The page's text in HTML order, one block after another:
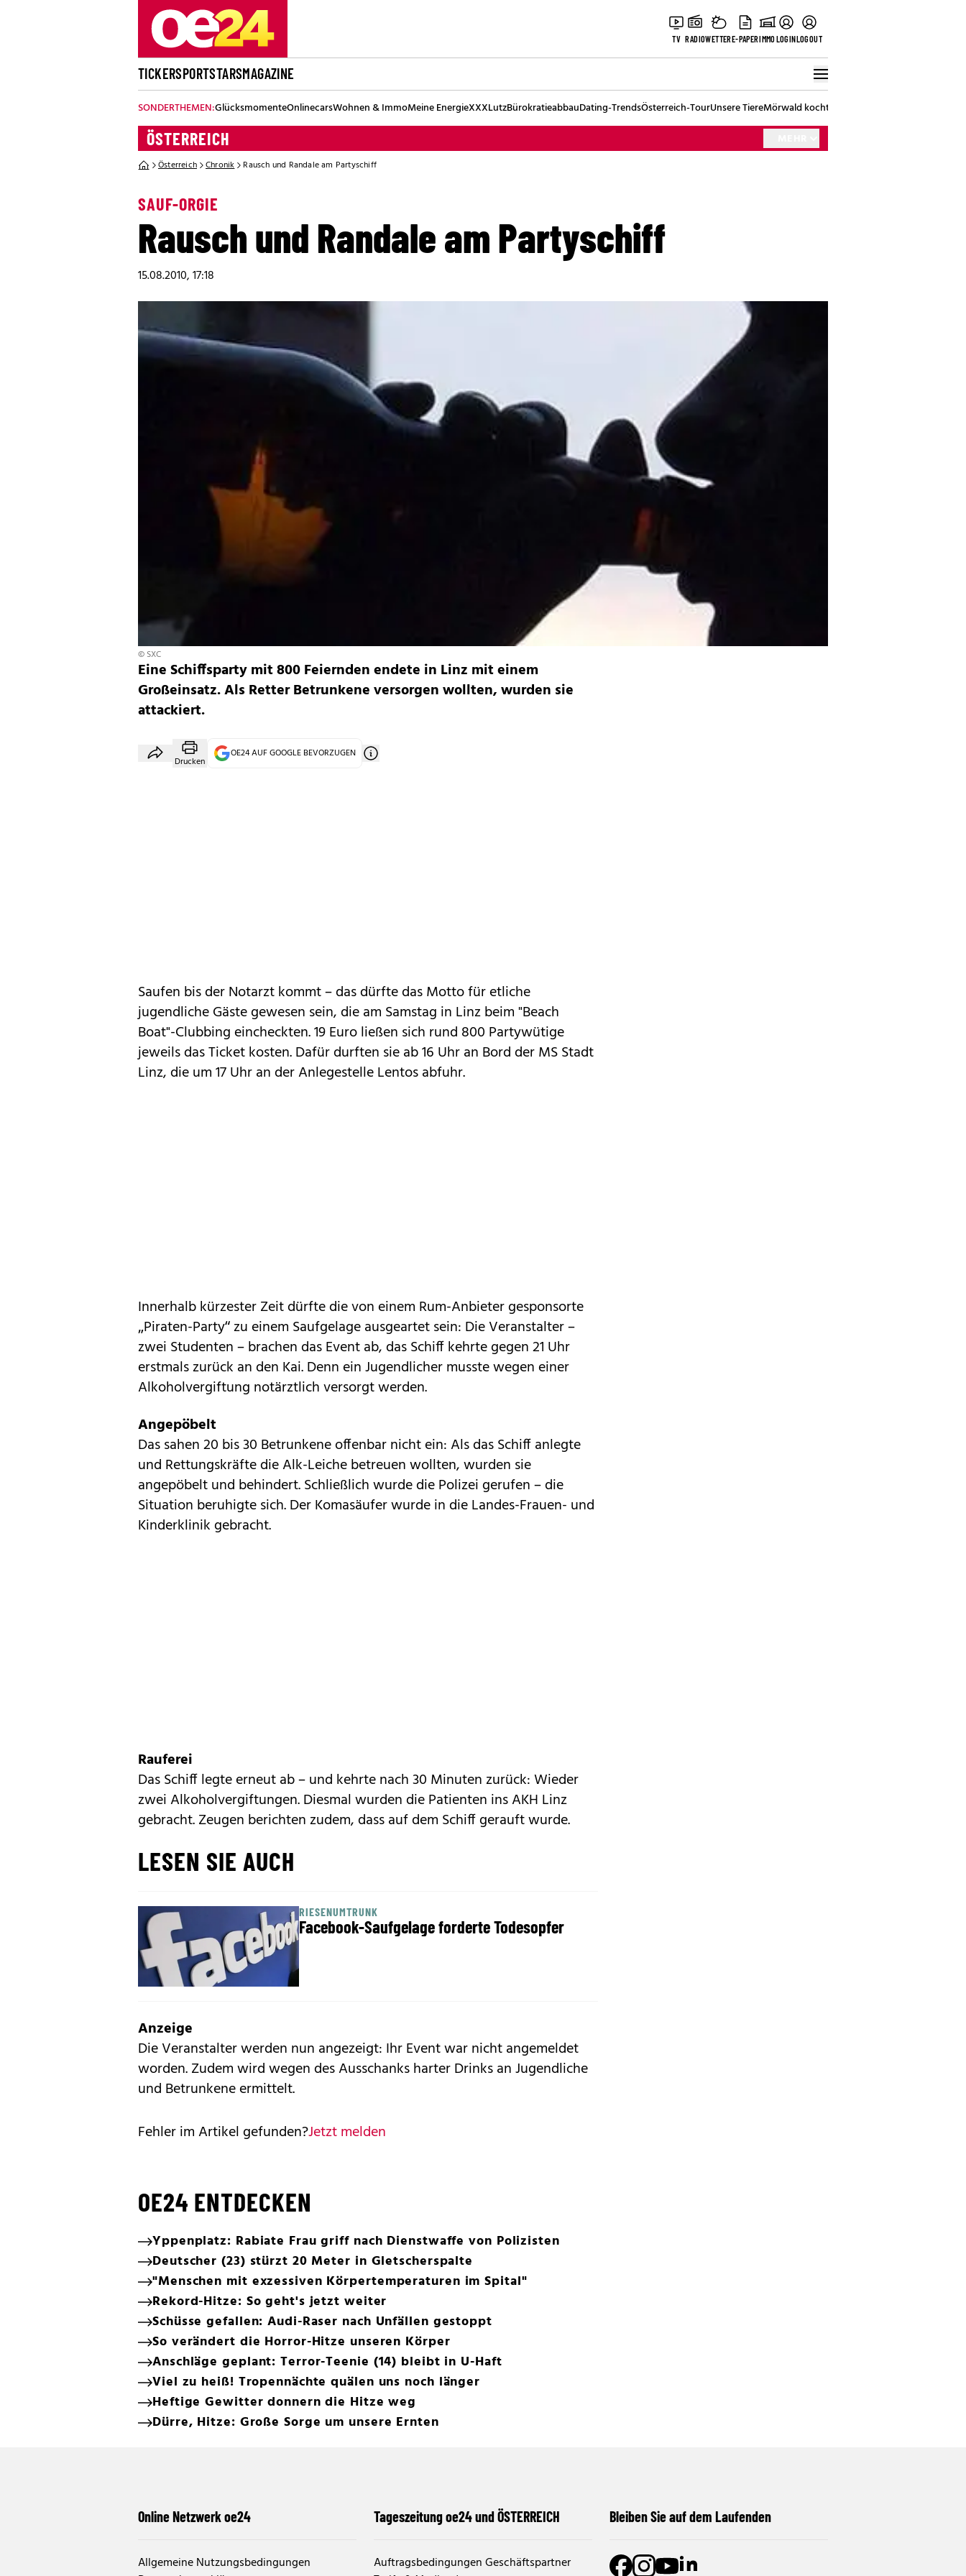
TV RADIOWETTERE-PAPERIMMOLOGINLOGOUT
TICKERSPORTSTARSMAGAZINE
SONDERTHEMEN:GlücksmomenteOnlinecarsWohnen & ImmoMeine EnergieXXXLutzBürokratieabbauDating-TrendsÖsterreich-TourUnsere TiereMörwald kocht
ÖSTERREICH
Österreich Chronik Rausch und Randale am Partyschiff
SAUF-ORGIE
Rausch und Randale am Partyschiff
15.08.2010, 17:18
© SXC
Eine Schiffsparty mit 800 Feiernden endete in Linz mit einem
Großeinsatz. Als Retter Betrunkene versorgen wollten, wurden sie
attackiert.
Drucken
OE24 AUF GOOGLE BEVORZUGEN
Saufen bis der Notarzt kommt – das dürfte das Motto für etliche
jugendliche Gäste gewesen sein, die am Samstag in Linz beim "Beach
Boat"-Clubbing eincheckten. 19 Euro ließen sich rund 800 Partywütige
jeweils das Ticket kosten. Dafür durften sie ab 16 Uhr an Bord der MS Stadt
Linz, die um 17 Uhr an der Anlegestelle Lentos abfuhr.
Innerhalb kürzester Zeit dürfte die von einem Rum-Anbieter gesponsorte
„Piraten-Party“ zu einem Saufgelage ausgeartet sein: Die Veranstalter –
zwei Studenten – brachen das Event ab, das Schiff kehrte gegen 21 Uhr
erstmals zurück an den Kai. Denn ein Jugendlicher musste wegen einer
Alkoholvergiftung notärztlich versorgt werden.
Angepöbelt
Das sahen 20 bis 30 Betrunkene offenbar nicht ein: Als das Schiff anlegte
und Rettungskräfte die Alk-Leiche betreuen wollten, wurden sie
angepöbelt und behindert. Schließlich wurde die Polizei gerufen – die
Situation beruhigte sich. Der Komasäufer wurde in die Landes-Frauen- und
Kinderklinik gebracht.
Rauferei
Das Schiff legte erneut ab – und kehrte nach 30 Minuten zurück: Wieder
zwei Alkoholvergiftungen. Diesmal wurden die Patienten ins AKH Linz
gebracht. Zeugen berichten zudem, dass auf dem Schiff gerauft wurde.
LESEN SIE AUCH
RIESENUMTRUNK
Facebook-Saufgelage forderte Todesopfer
Anzeige
Die Veranstalter werden nun angezeigt: Ihr Event war nicht angemeldet
worden. Zudem wird wegen des Ausschanks harter Drinks an Jugendliche
und Betrunkene ermittelt.
Fehler im Artikel gefunden?Jetzt melden
OE24 ENTDECKEN
Yppenplatz: Rabiate Frau griff nach Dienstwaffe von Polizisten
Deutscher (23) stürzt 20 Meter in Gletscherspalte
"Menschen mit exzessiven Körpertemperaturen im Spital"
Rekord-Hitze: So geht's jetzt weiter
Schüsse gefallen: Audi-Raser nach Unfällen gestoppt
So verändert die Horror-Hitze unseren Körper
Anschläge geplant: Terror-Teenie (14) bleibt in U-Haft
Viel zu heiß! Tropennächte quälen uns noch länger
Heftige Gewitter donnern die Hitze weg
Dürre, Hitze: Große Sorge um unsere Ernten
Online Netzwerk oe24
Allgemeine Nutzungsbedingungen
Tageszeitung oe24 und ÖSTERREICH
Auftragsbedingungen Geschäftspartner
Bleiben Sie auf dem Laufenden